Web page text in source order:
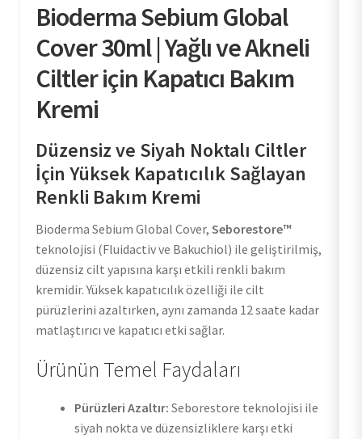
Bioderma Sebium Global
Cover 30ml | Yağlı ve Akneli
Ciltler için Kapatıcı Bakım
Kremi
Düzensiz ve Siyah Noktalı Ciltler
İçin Yüksek Kapatıcılık Sağlayan
Renkli Bakım Kremi
Bioderma Sebium Global Cover, Seborestore™
teknolojisi (Fluidactiv ve Bakuchiol) ile geliştirilmiş,
düzensiz cilt yapısına karşı etkili renkli bakım
kremidir. Yüksek kapatıcılık özelliği ile cilt
pürüzlerini azaltırken, aynı zamanda 12 saate kadar
matlaştırıcı ve kapatıcı etki sağlar.
Ürünün Temel Faydaları
Pürüzleri Azaltır: Seborestore teknolojisi ile
siyah nokta ve düzensizliklere karşı etki